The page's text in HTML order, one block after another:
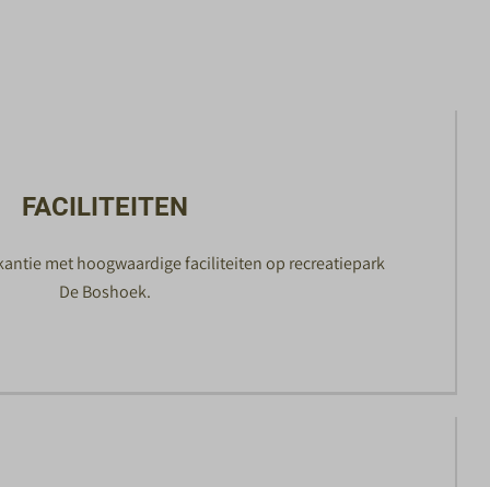
FACILITEITEN
met hoogwaardige faciliteiten op recreatiepark
De Boshoek.